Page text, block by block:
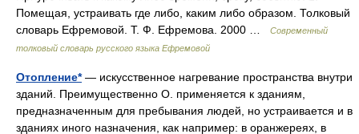
Помещая, устраивать где либо, каким либо образом. Толковый
словарь Ефремовой. Т. Ф. Ефремова. 2000 …
Современный
толковый словарь русского языка Ефремовой
Отопление*— искусственное нагревание пространства внутри
зданий. Преимущественно О. применяется к зданиям,
предназначенным для пребывания людей, но устраивается и в
зданиях иного назначения, как например: в оранжереях, в